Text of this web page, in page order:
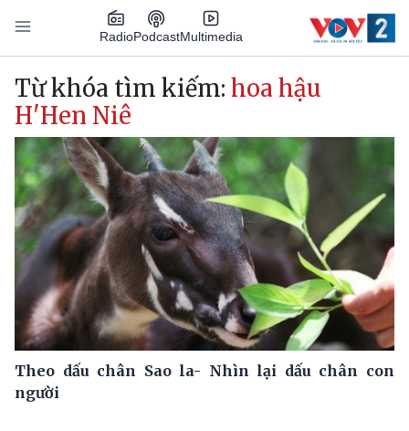
Nhảy đến nội dung
RadioPodcastMultimedia
Main navigation
Từ khóa tìm kiếm: hoa hậu
H'Hen Niê
Theo dấu chân Sao la- Nhìn lại dấu chân con
người